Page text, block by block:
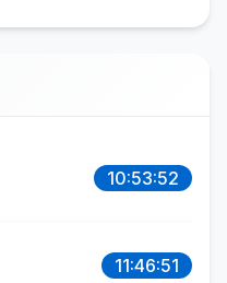
10:53:52
11:46:51